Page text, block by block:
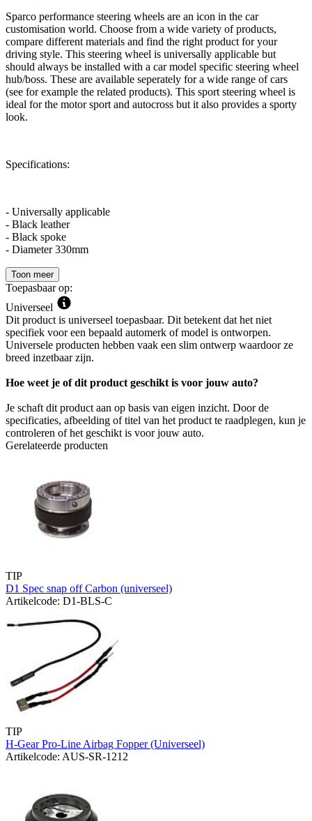
Sparco performance steering wheels are an icon in the car
customisation world. Choose from a wide variety of products,
compare different materials and find the right product for your
driving style. This steering wheel is universally applicable but
should always be installed with a car model specific steering wheel
hub/boss. These are available seperately for a wide range of cars
(see for example the related products). This sport steering wheel is
ideal for the motor sport and autocross but it also provides a sporty
look.
Specifications:
- Universally applicable
- Black leather
- Black spoke
- Diameter 330mm
Toon meer
Toepasbaar op:
Universeel
Dit product is universeel toepasbaar. Dit betekent dat het niet
specifiek voor een bepaald automerk of model is ontworpen.
Universele producten hebben vaak een slim ontwerp waardoor ze
breed inzetbaar zijn.
Hoe weet je of dit product geschikt is voor jouw auto?
Je schaft dit product aan op basis van eigen inzicht. Door de
specificaties, afbeelding of titel van het product te raadplegen, kun je
controleren of het geschikt is voor jouw auto.
Gerelateerde producten
TIP
D1 Spec snap off Carbon (universeel)
Artikelcode: D1-BLS-C
TIP
H-Gear Pro-Line Airbag Fopper (Universeel)
Artikelcode: AUS-SR-1212